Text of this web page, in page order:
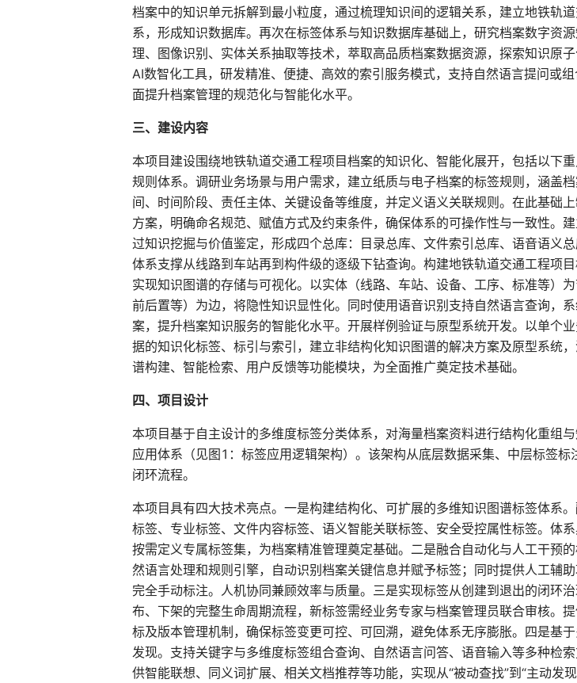
档案中的知识单元拆解到最小粒度，通过梳理知识间的逻辑关系，建立地铁轨
系，形成知识数据库。再次在标签体系与知识数据库基础上，研究档案数字资
理、图像识别、实体关系抽取等技术，萃取高品质档案数据资源，探索知识原子
AI数智化工具，研发精准、便捷、高效的索引服务模式，支持自然语言提问或
面提升档案管理的规范化与智能化水平。
三、建设内容
本项目建设围绕地铁轨道交通工程项目档案的知识化、智能化展开，包括以下
规则体系。调研业务场景与用户需求，建立纸质与电子档案的标签规则，涵盖
间、时间阶段、责任主体、关键设备等维度，并定义语义关联规则。在此基础
方案，明确命名规范、赋值方式及约束条件，确保体系的可操作性与一致性。
过知识挖掘与价值鉴定，形成四个总库：目录总库、文件索引总库、语音语义
体系支撑从线路到车站再到构件级的逐级下钻查询。构建地铁轨道交通工程项
实现知识图谱的存储与可视化。以实体（线路、车站、设备、工序、标准等）为
前后置等）为边，将隐性知识显性化。同时使用语音识别支持自然语言查询，
案，提升档案知识服务的智能化水平。开展样例验证与原型系统开发。以单个
据的知识化标签、标引与索引，建立非结构化知识图谱的解决方案及原型系统
谱构建、智能检索、用户反馈等功能模块，为全面推广奠定技术基础。
四、项目设计
本项目基于自主设计的多维度标签分类体系，对海量档案资料进行结构化重组
应用体系（见图1：标签应用逻辑架构）。该架构从底层数据采集、中层标签标
闭环流程。
本项目具有四大技术亮点。一是构建结构化、可扩展的多维知识图谱标签体系
标签、专业标签、文件内容标签、语义智能关联标签、安全受控属性标签。体
按需定义专属标签集，为档案精准管理奠定基础。二是融合自动化与人工干预
然语言处理和规则引擎，自动识别档案关键信息并赋予标签；同时提供人工辅
完全手动标注。人机协同兼顾效率与质量。三是实现标签从创建到退出的闭环
布、下架的完整生命周期流程，新标签需经业务专家与档案管理员联合审核。
标及版本管理机制，确保标签变更可控、可回溯，避免体系无序膨胀。四是基
发现。支持关键字与多维度标签组合查询、自然语言问答、语音输入等多种检
供智能联想、同义词扩展、相关文档推荐等功能，实现从“被动查找”到“主动发